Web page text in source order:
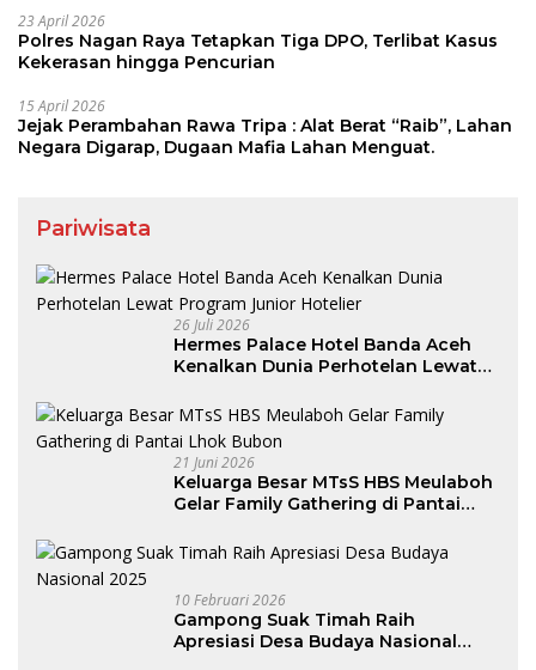
23 April 2026
Polres Nagan Raya Tetapkan Tiga DPO, Terlibat Kasus
Kekerasan hingga Pencurian
15 April 2026
Jejak Perambahan Rawa Tripa : Alat Berat “Raib”, Lahan
Negara Digarap, Dugaan Mafia Lahan Menguat.
Pariwisata
26 Juli 2026
Hermes Palace Hotel Banda Aceh
Kenalkan Dunia Perhotelan Lewat
21 Juni 2026
Keluarga Besar MTsS HBS Meulaboh
Gelar Family Gathering di Pantai
10 Februari 2026
Gampong Suak Timah Raih
Apresiasi Desa Budaya Nasional